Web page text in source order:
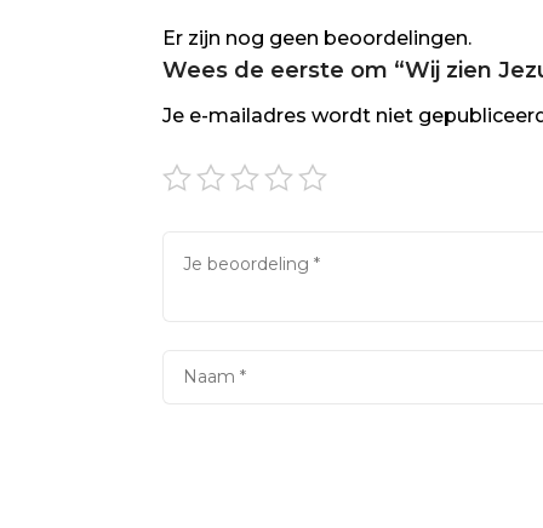
Er zijn nog geen beoordelingen.
Wees de eerste om “Wij zien
Je e-mailadres wordt niet